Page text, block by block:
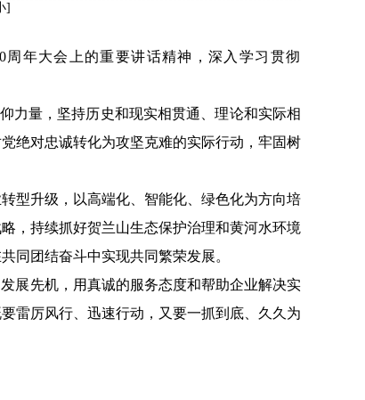
]
周年大会上的重要讲话精神，深入学习贯彻
力量，坚持历史和现实相贯通、理论和实际相
绝对忠诚转化为攻坚克难的实际行动，牢固树
型升级，以高端化、智能化、绿色化为方向培
，持续抓好贺兰山生态保护治理和黄河水环境
同团结奋斗中实现共同繁荣发展。
展先机，用真诚的服务态度和帮助企业解决实
雷厉风行、迅速行动，又要一抓到底、久久为